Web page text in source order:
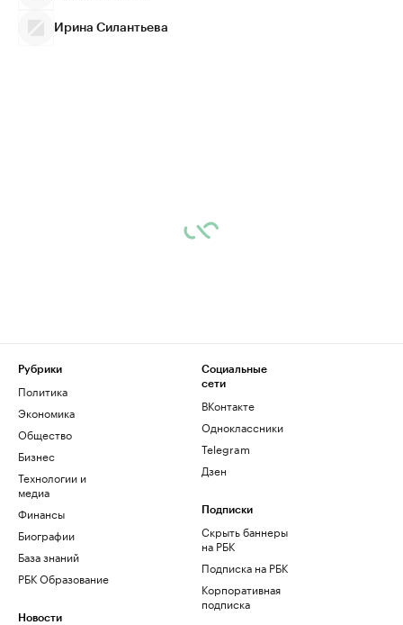
Ирина Силантьева
Рубрики
Политика
Экономика
Общество
Бизнес
Технологии и
медиа
Финансы
Биографии
База знаний
РБК Образование
Новости
Социальные
сети
ВКонтакте
Одноклассники
Telegram
Дзен
Подписки
Скрыть баннеры
на РБК
Подписка на РБК
Корпоративная
подписка